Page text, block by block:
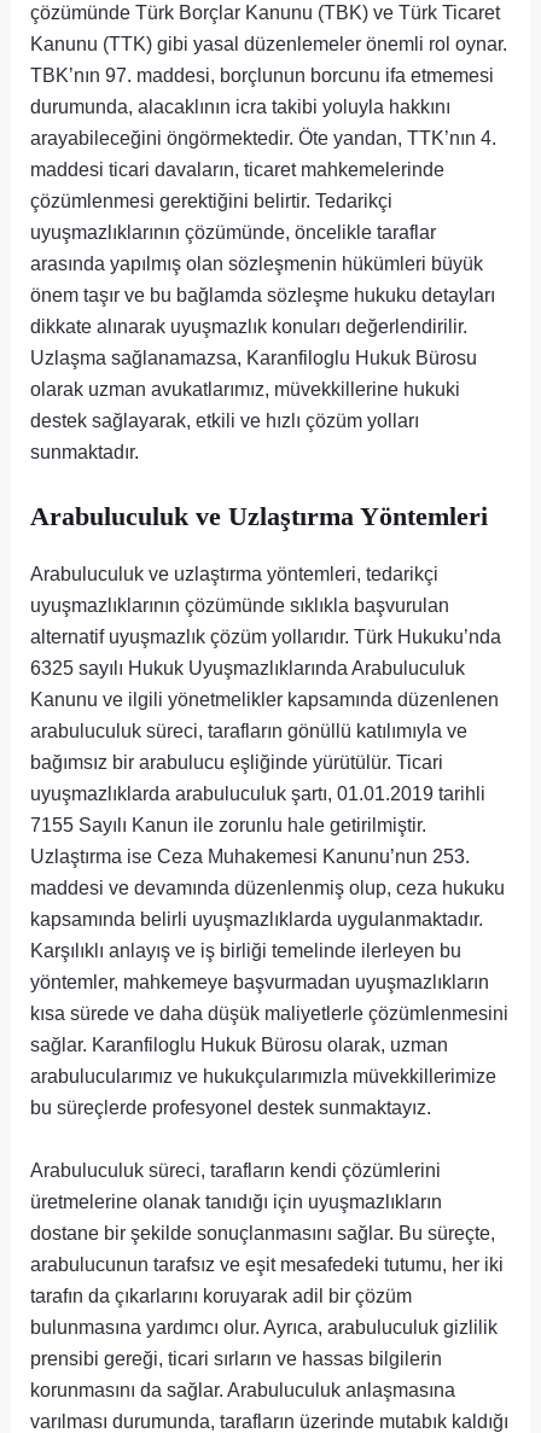
çözümünde Türk Borçlar Kanunu (TBK) ve Türk Ticaret
Kanunu (TTK) gibi yasal düzenlemeler önemli rol oynar.
TBK’nın 97. maddesi, borçlunun borcunu ifa etmemesi
durumunda, alacaklının icra takibi yoluyla hakkını
arayabileceğini öngörmektedir. Öte yandan, TTK’nın 4.
maddesi ticari davaların, ticaret mahkemelerinde
çözümlenmesi gerektiğini belirtir. Tedarikçi
uyuşmazlıklarının çözümünde, öncelikle taraflar
arasında yapılmış olan sözleşmenin hükümleri büyük
önem taşır ve bu bağlamda sözleşme hukuku detayları
dikkate alınarak uyuşmazlık konuları değerlendirilir.
Uzlaşma sağlanamazsa, Karanfiloglu Hukuk Bürosu
olarak uzman avukatlarımız, müvekkillerine hukuki
destek sağlayarak, etkili ve hızlı çözüm yolları
sunmaktadır.
Arabuluculuk ve Uzlaştırma Yöntemleri
Arabuluculuk ve uzlaştırma yöntemleri, tedarikçi
uyuşmazlıklarının çözümünde sıklıkla başvurulan
alternatif uyuşmazlık çözüm yollarıdır. Türk Hukuku’nda
6325 sayılı Hukuk Uyuşmazlıklarında Arabuluculuk
Kanunu ve ilgili yönetmelikler kapsamında düzenlenen
arabuluculuk süreci, tarafların gönüllü katılımıyla ve
bağımsız bir arabulucu eşliğinde yürütülür. Ticari
uyuşmazlıklarda arabuluculuk şartı, 01.01.2019 tarihli
7155 Sayılı Kanun ile zorunlu hale getirilmiştir.
Uzlaştırma ise Ceza Muhakemesi Kanunu’nun 253.
maddesi ve devamında düzenlenmiş olup, ceza hukuku
kapsamında belirli uyuşmazlıklarda uygulanmaktadır.
Karşılıklı anlayış ve iş birliği temelinde ilerleyen bu
yöntemler, mahkemeye başvurmadan uyuşmazlıkların
kısa sürede ve daha düşük maliyetlerle çözümlenmesini
sağlar. Karanfiloglu Hukuk Bürosu olarak, uzman
arabulucularımız ve hukukçularımızla müvekkillerimize
bu süreçlerde profesyonel destek sunmaktayız.
Arabuluculuk süreci, tarafların kendi çözümlerini
üretmelerine olanak tanıdığı için uyuşmazlıkların
dostane bir şekilde sonuçlanmasını sağlar. Bu süreçte,
arabulucunun tarafsız ve eşit mesafedeki tutumu, her iki
tarafın da çıkarlarını koruyarak adil bir çözüm
bulunmasına yardımcı olur. Ayrıca, arabuluculuk gizlilik
prensibi gereği, ticari sırların ve hassas bilgilerin
korunmasını da sağlar. Arabuluculuk anlaşmasına
varılması durumunda, tarafların üzerinde mutabık kaldığı